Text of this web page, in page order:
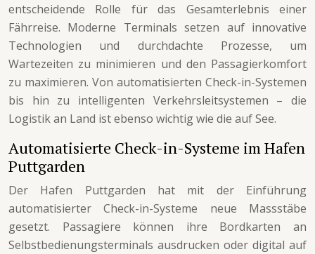
entscheidende Rolle für das Gesamterlebnis einer
Fährreise. Moderne Terminals setzen auf innovative
Technologien und durchdachte Prozesse, um
Wartezeiten zu minimieren und den Passagierkomfort
zu maximieren. Von automatisierten Check-in-Systemen
bis hin zu intelligenten Verkehrsleitsystemen – die
Logistik an Land ist ebenso wichtig wie die auf See.
Automatisierte Check-in-Systeme im Hafen
Puttgarden
Der Hafen Puttgarden hat mit der Einführung
automatisierter Check-in-Systeme neue Massstäbe
gesetzt. Passagiere können ihre Bordkarten an
Selbstbedienungsterminals ausdrucken oder digital auf